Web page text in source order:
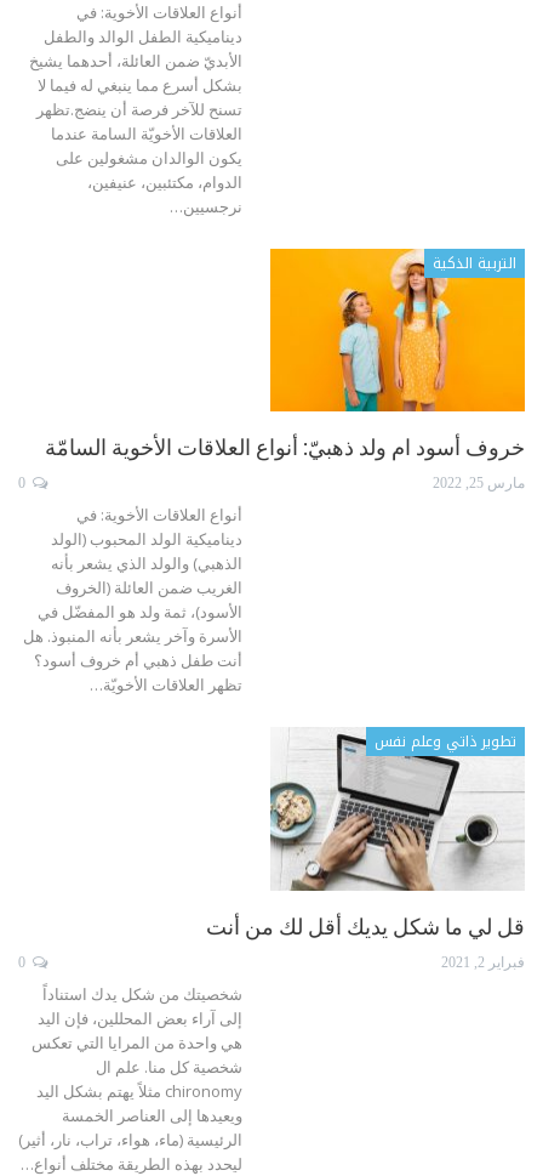
أنواع العلاقات الأخوية: في
ديناميكية الطفل الوالد والطفل
الأبديّ ضمن العائلة، أحدهما يشيخ
بشكل أسرع مما ينبغي له فيما لا
تسنح للآخر فرصة أن ينضج.تظهر
العلاقات الأخويّة السامة عندما
يكون الوالدان مشغولين على
الدوام، مكتئبين، عنيفين،
نرجسيين…
التربية الذكية
خروف أسود ام ولد ذهبيّ: أنواع العلاقات الأخوية السامّة
مارس 25, 2022
أنواع العلاقات الأخوية: في
ديناميكية الولد المحبوب (الولد
الذهبي) والولد الذي يشعر بأنه
الغريب ضمن العائلة (الخروف
الأسود)، ثمة ولد هو المفضّل في
الأسرة وآخر يشعر بأنه المنبوذ. هل
أنت طفل ذهبي أم خروف أسود؟
تظهر العلاقات الأخويّة…
تطوير ذاتي وعلم نفس
قل لي ما شكل يديك أقل لك من أنت
فبراير 2, 2021
شخصيتك من شكل يدك استناداً
إلى آراء بعض المحللين، فإن اليد
هي واحدة من المرايا التي تعكس
شخصية كل منا. علم ال
chironomy مثلاً يهتم بشكل اليد
ويعيدها إلى العناصر الخمسة
الرئيسية (ماء، هواء، تراب، نار، أثير)
ليحدد بهذه الطريقة مختلف أنواع…